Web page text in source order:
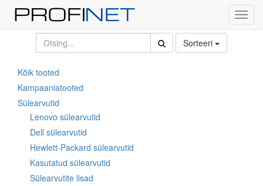
Sorteeri
Kõik tooted
Kampaaniatooted
Sülearvutid
Lenovo sülearvutid
Dell sülearvutid
Hewlett-Packard sülearvutid
Kasutatud sülearvutid
Sülearvutite lisad